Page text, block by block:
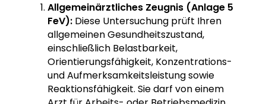
Allgemeinärztliches Zeugnis (Anlage 5
FeV): Diese Untersuchung prüft Ihren
allgemeinen Gesundheitszustand,
einschließlich Belastbarkeit,
Orientierungsfähigkeit, Konzentrations-
und Aufmerksamkeitsleistung sowie
Reaktionsfähigkeit. Sie darf von einem